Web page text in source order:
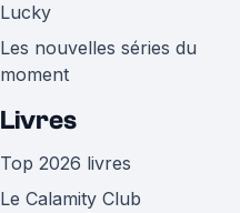
Lucky
Les nouvelles séries du
moment
Livres
Top 2026 livres
Le Calamity Club